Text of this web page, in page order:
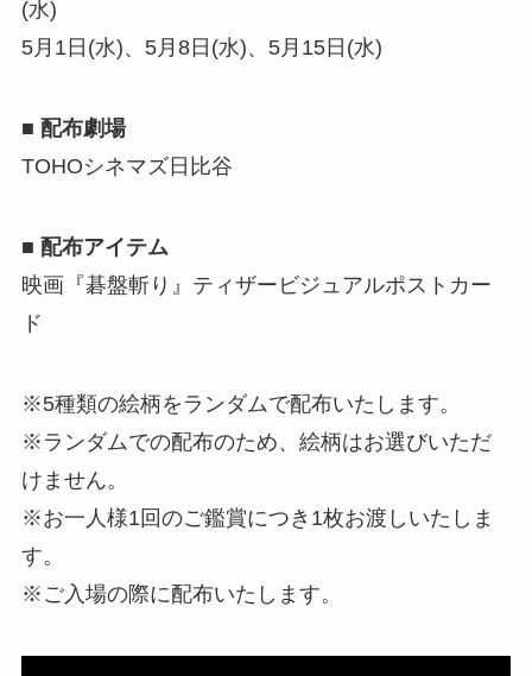
(水)
5月1日(水)、5月8日(水)、5月15日(水)
■ 配布劇場
TOHOシネマズ日比谷
■ 配布アイテム
映画『碁盤斬り』ティザービジュアルポストカー
ド
※5種類の絵柄をランダムで配布いたします。
※ランダムでの配布のため、絵柄はお選びいただ
けません。
※お一人様1回のご鑑賞につき1枚お渡しいたしま
す。
※ご入場の際に配布いたします。